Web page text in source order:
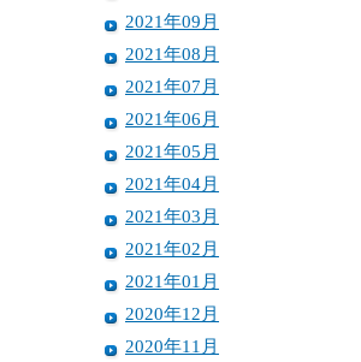
2021年09月
2021年08月
2021年07月
2021年06月
2021年05月
2021年04月
2021年03月
2021年02月
2021年01月
2020年12月
2020年11月